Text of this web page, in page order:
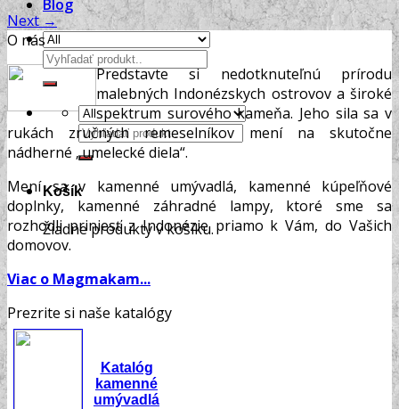
Blog
Hľadať:
Hľadať:
Košík
Žiadne produkty v košíku.
Next →
O nás
Predstavte si nedotknuteľnú prírodu
malebných Indonézskych ostrovov a široké
spektrum surového kameňa. Jeho sila sa v
rukách zručných remeselníkov mení na skutočne
nádherné „umelecké diela“.
Mení sa v kamenné umývadlá, kamenné kúpeľňové
doplnky, kamenné záhradné lampy, ktoré sme sa
rozhodli priniesť z Indonézie priamo k Vám, do Vašich
domovov.
Viac o Magmakam...
Prezrite si naše katalógy
Katalóg
kamenné
umývadlá